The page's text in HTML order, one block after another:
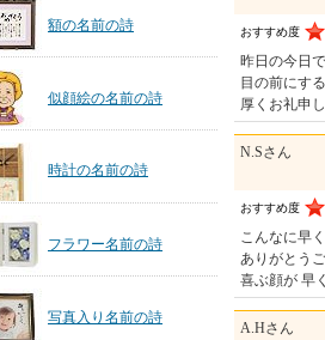
額の名前の詩
似顔絵の名前の詩
時計の名前の詩
フラワー名前の詩
写真入り名前の詩
おすすめ度
昨日の今日
目の前にす
厚くお礼申
N.Sさん
おすすめ度
こんなに早
ありがとう
喜ぶ顔が 早
A.Hさん